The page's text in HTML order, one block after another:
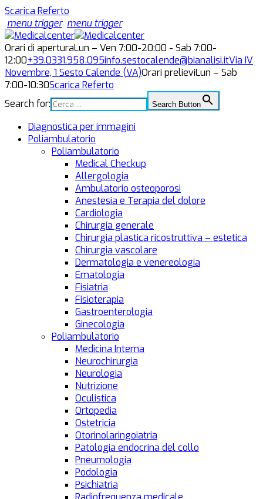
Scarica Referto
menu trigger menu trigger
Orari di aperturaLun – Ven 7:00-20:00 - Sab 7:00-
12:00+39.0331.958.095info.sestocalende@bianalisi.itVia IV
Novembre, 1 Sesto Calende (VA)Orari prelieviLun – Sab
7:00-10:30Scarica Referto
Search for:
Search Button
Diagnostica per immagini
Poliambulatorio
Poliambulatorio
Medical Checkup
Allergologia
Ambulatorio osteoporosi
Anestesia e Terapia del dolore
Cardiologia
Chirurgia generale
Chirurgia plastica ricostruttiva – estetica
Chirurgia vascolare
Dermatologia e venereologia
Ematologia
Fisiatria
Fisioterapia
Gastroenterologia
Ginecologia
Poliambulatorio
Medicina Interna
Neurochirurgia
Neurologia
Nutrizione
Oculistica
Ortopedia
Ostetricia
Otorinolaringoiatria
Patologia endocrina del collo
Pneumologia
Podologia
Psichiatria